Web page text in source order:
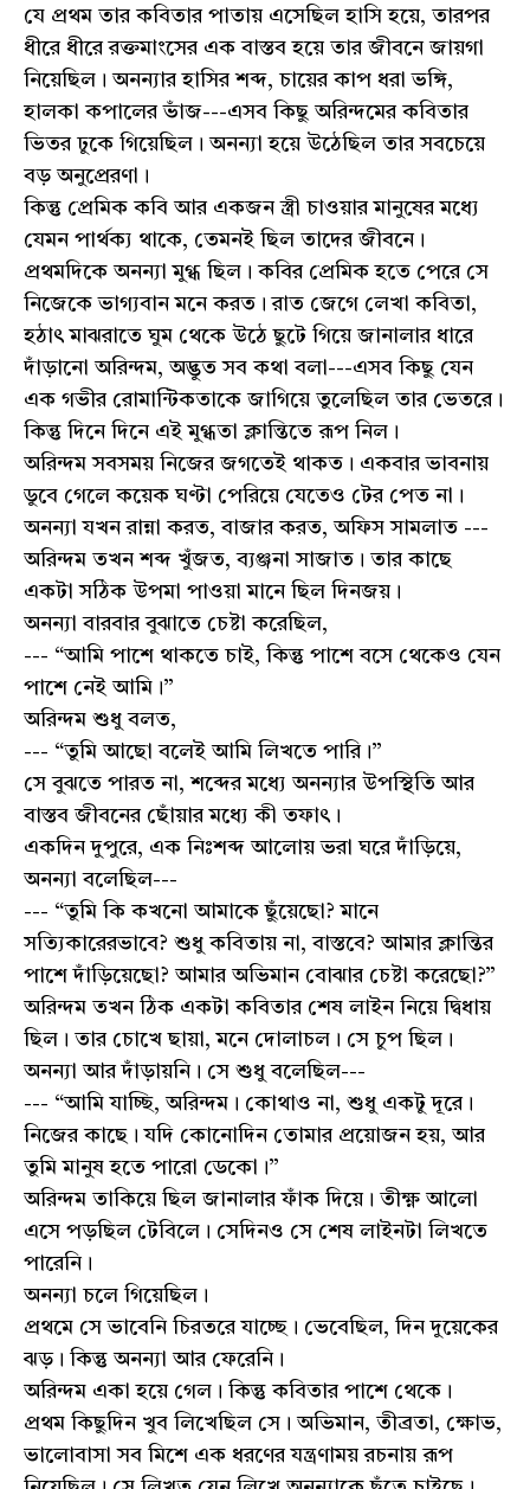
যে প্রথম তার কবিতার পাতায় এসেছিল হাসি হয়ে, তারপর
ধীরে ধীরে রক্তমাংসের এক বাস্তব হয়ে তার জীবনে জায়গা
নিয়েছিল। অনন্যার হাসির শব্দ, চায়ের কাপ ধরা ভঙ্গি,
হালকা কপালের ভাঁজ---এসব কিছু অরিন্দমের কবিতার
ভিতর ঢুকে গিয়েছিল। অনন্যা হয়ে উঠেছিল তার সবচেয়ে
বড় অনুপ্রেরণা।
কিন্তু প্রেমিক কবি আর একজন স্ত্রী চাওয়ার মানুষের মধ্যে
যেমন পার্থক্য থাকে, তেমনই ছিল তাদের জীবনে।
প্রথমদিকে অনন্যা মুগ্ধ ছিল। কবির প্রেমিক হতে পেরে সে
নিজেকে ভাগ্যবান মনে করত। রাত জেগে লেখা কবিতা,
হঠাৎ মাঝরাতে ঘুম থেকে উঠে ছুটে গিয়ে জানালার ধারে
দাঁড়ানো অরিন্দম, অদ্ভুত সব কথা বলা---এসব কিছু যেন
এক গভীর রোমান্টিকতাকে জাগিয়ে তুলেছিল তার ভেতরে।
কিন্তু দিনে দিনে এই মুগ্ধতা ক্লান্তিতে রূপ নিল।
অরিন্দম সবসময় নিজের জগতেই থাকত। একবার ভাবনায়
ডুবে গেলে কয়েক ঘণ্টা পেরিয়ে যেতেও টের পেত না।
অনন্যা যখন রান্না করত, বাজার করত, অফিস সামলাত ---
অরিন্দম তখন শব্দ খুঁজত, ব্যঞ্জনা সাজাত। তার কাছে
একটা সঠিক উপমা পাওয়া মানে ছিল দিনজয়।
অনন্যা বারবার বুঝাতে চেষ্টা করেছিল,
--- “আমি পাশে থাকতে চাই, কিন্তু পাশে বসে থেকেও যেন
পাশে নেই আমি।”
অরিন্দম শুধু বলত,
--- “তুমি আছো বলেই আমি লিখতে পারি।”
সে বুঝতে পারত না, শব্দের মধ্যে অনন্যার উপস্থিতি আর
বাস্তব জীবনের ছোঁয়ার মধ্যে কী তফাৎ।
একদিন দুপুরে, এক নিঃশব্দ আলোয় ভরা ঘরে দাঁড়িয়ে,
অনন্যা বলেছিল---
--- “তুমি কি কখনো আমাকে ছুঁয়েছো? মানে
সত্যিকারেরভাবে? শুধু কবিতায় না, বাস্তবে? আমার ক্লান্তির
পাশে দাঁড়িয়েছো? আমার অভিমান বোঝার চেষ্টা করেছো?”
অরিন্দম তখন ঠিক একটা কবিতার শেষ লাইন নিয়ে দ্বিধায়
ছিল। তার চোখে ছায়া, মনে দোলাচল। সে চুপ ছিল।
অনন্যা আর দাঁড়ায়নি। সে শুধু বলেছিল---
--- “আমি যাচ্ছি, অরিন্দম। কোথাও না, শুধু একটু দূরে।
নিজের কাছে। যদি কোনোদিন তোমার প্রয়োজন হয়, আর
তুমি মানুষ হতে পারো ডেকো।”
অরিন্দম তাকিয়ে ছিল জানালার ফাঁক দিয়ে। তীক্ষ্ণ আলো
এসে পড়ছিল টেবিলে। সেদিনও সে শেষ লাইনটা লিখতে
পারেনি।
অনন্যা চলে গিয়েছিল।
প্রথমে সে ভাবেনি চিরতরে যাচ্ছে। ভেবেছিল, দিন দুয়েকের
ঝড়। কিন্তু অনন্যা আর ফেরেনি।
অরিন্দম একা হয়ে গেল। কিন্তু কবিতার পাশে থেকে।
প্রথম কিছুদিন খুব লিখেছিল সে। অভিমান, তীব্রতা, ক্ষোভ,
ভালোবাসা সব মিশে এক ধরণের যন্ত্রণাময় রচনায় রূপ